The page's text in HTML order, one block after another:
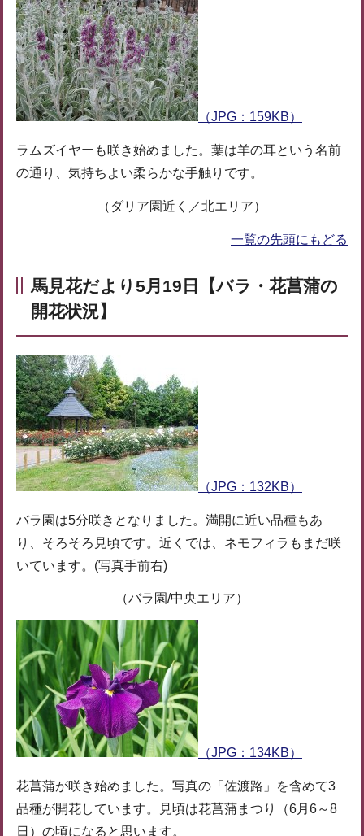
（JPG：159KB）
ラムズイヤーも咲き始めました。葉は羊の耳という名前
の通り、気持ちよい柔らかな手触りです。
（ダリア園近く／北エリア）
一覧の先頭にもどる
馬見花だより5月19日【バラ・花菖蒲の
開花状況】
（JPG：132KB）
バラ園は5分咲きとなりました。満開に近い品種もあ
り、そろそろ見頃です。近くでは、ネモフィラもまだ咲
いています。(写真手前右)
（バラ園/中央エリア）
（JPG：134KB）
花菖蒲が咲き始めました。写真の「佐渡路」を含めて3
品種が開花しています。見頃は花菖蒲まつり（6月6～8
日）の頃になると思います。